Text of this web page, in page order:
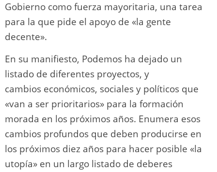
Gobierno como fuerza mayoritaria, una tarea
para la que pide el apoyo de «la gente
decente».
En su manifiesto, Podemos ha dejado un
listado de diferentes proyectos, y
cambios económicos, sociales y políticos que
«van a ser prioritarios» para la formación
morada en los próximos años. Enumera esos
cambios profundos que deben producirse en
los próximos diez años para hacer posible «la
utopía» en un largo listado de deberes